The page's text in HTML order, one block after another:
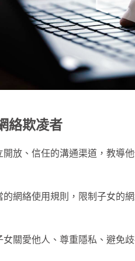
絡欺凌者
放、信任的溝通渠道，教導
網絡使用規則，限制子女的
關愛他人、尊重隱私、避免